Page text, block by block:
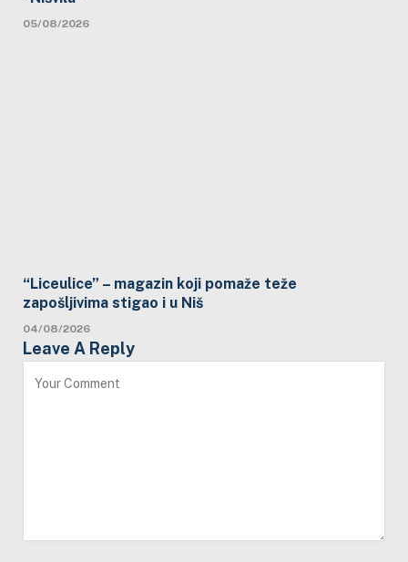
05/08/2026
“Liceulice” – magazin koji pomaže teže
zapošljivima stigao i u Niš
04/08/2026
Leave A Reply